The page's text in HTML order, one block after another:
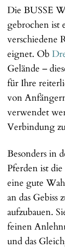
Die BUSSE
gebrochen ist
verschiedene
eignet. Ob
Gelände –
für Ihre
von
verwendet
Verbindung
Besonders in
Pferden ist
eine gute
an das
aufzubauen.
feinen
und das